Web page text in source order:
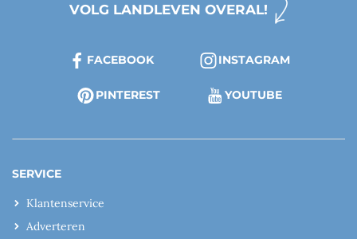
VOLG LANDLEVEN OVERAL!
FACEBOOK INSTAGRAM
PINTEREST YOUTUBE
SERVICE
Klantenservice
Adverteren